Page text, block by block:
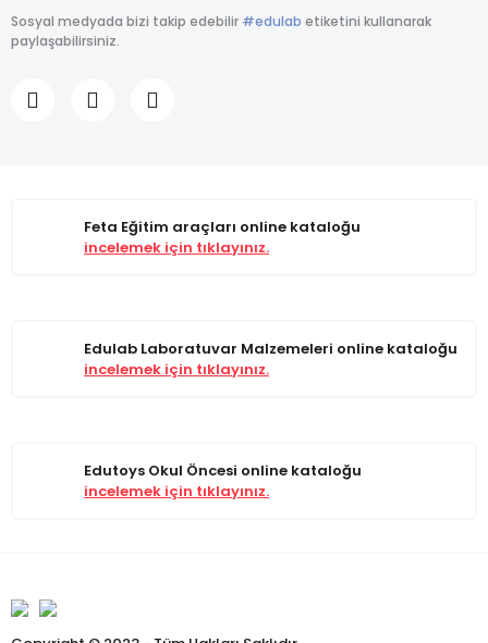
Sosyal medyada bizi takip edebilir #edulab etiketini kullanarak
paylaşabilirsiniz.
Feta Eğitim araçları online kataloğu
incelemek için tıklayınız.
Edulab Laboratuvar Malzemeleri online kataloğu
incelemek için tıklayınız.
Edutoys Okul Öncesi online kataloğu
incelemek için tıklayınız.